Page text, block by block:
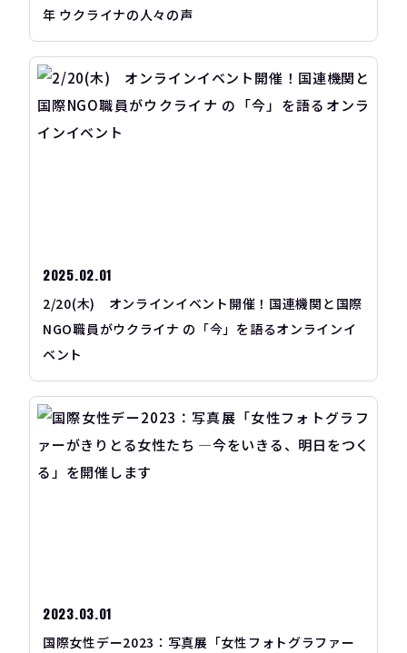
年 ウクライナの人々の声
2025.02.01
2/20(木) オンラインイベント開催！国連機関と国際
NGO職員がウクライナ の「今」を語るオンラインイ
ベント
2023.03.01
国際女性デー2023：写真展「女性フォトグラファー